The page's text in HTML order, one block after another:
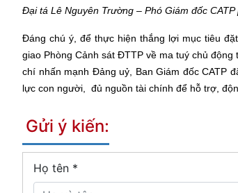
Đại tá Lê Nguyên Trường – Phó Giám đốc
Đáng chú ý, để thực hiện thắng lợi mục tiêu
giao Phòng Cảnh sát ĐTTP về ma tuý chủ
chí nhấn mạnh Đảng uỷ, Ban Giám đốc CATP
lực con người, đủ nguồn tài chính để hỗ trợ,
Gửi ý kiến:
Họ tên *